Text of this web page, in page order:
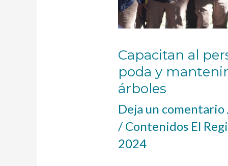
Capacitan al
poda y
árboles
Deja un comentario
/ Contenidos El
2024